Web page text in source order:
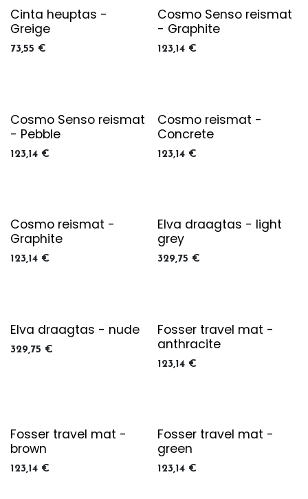
Cinta heuptas -
Greige
73,55 €
Cosmo Senso reismat
- Graphite
123,14€
Cosmo Senso reismat
- Pebble
123,14 €
Cosmo reismat -
Concrete
123,14€
Cosmo reismat -
Graphite
123,14 €
Elva draagtas - light
grey
329,75 €
Elva draagtas - nude
329,75 €
Fosser travel mat -
anthracite
123,14€
Fosser travel mat -
brown
123,14 €
Fosser travel mat -
green
123,14€